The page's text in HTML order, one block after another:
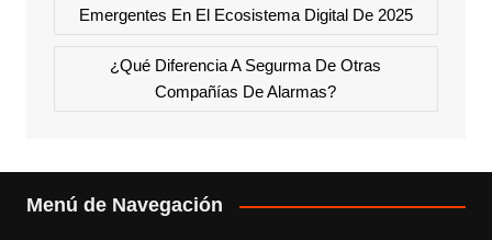
Emergentes En El Ecosistema Digital De 2025
¿Qué Diferencia A Segurma De Otras
Compañías De Alarmas?
Menú de Navegación